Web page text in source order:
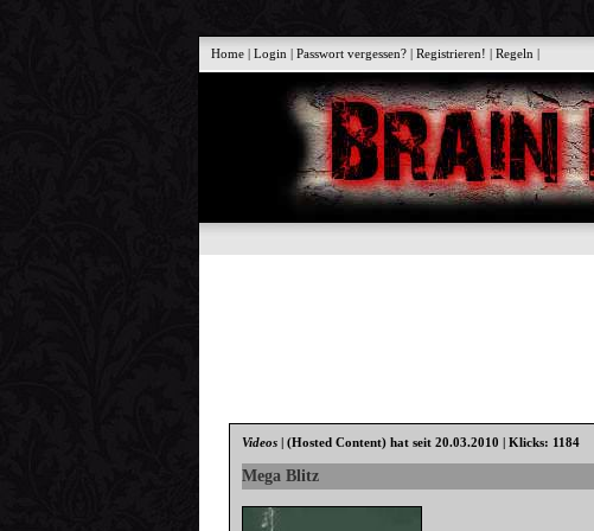
Home |Login |Passwort vergessen? |Registrieren! |Regeln |
Videos |(Hosted Content) hat seit 20.03.2010 | Klicks: 1184
Mega Blitz